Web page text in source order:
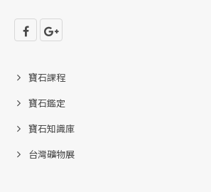
寶石課程
寶石鑑定
寶石知識庫
台灣礦物展